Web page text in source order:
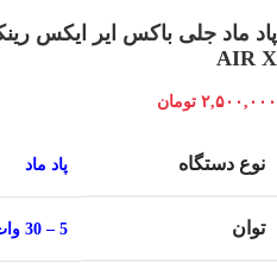
AIR X
۲,۵۰۰,۰۰۰ تومان
نوع دستگاه پاد ماد
توان 5 – 30 وات